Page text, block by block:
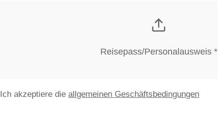
Reisepass/Personalausweis *
Ich akzeptiere dieallgemeinen Geschäftsbedingungen